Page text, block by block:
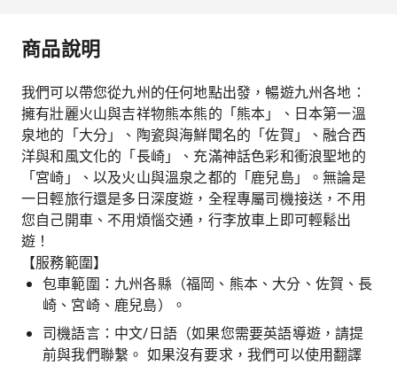
商品說明
我們可以帶您從九州的任何地點出發，暢遊九州各地：
擁有壯麗火山與吉祥物熊本熊的「熊本」、日本第一溫
泉地的「大分」、陶瓷與海鮮聞名的「佐賀」、融合西
洋與和風文化的「長崎」、充滿神話色彩和衝浪聖地的
「宮崎」、以及火山與溫泉之都的「鹿兒島」。無論是
一日輕旅行還是多日深度遊，全程專屬司機接送，不用
您自己開車、不用煩惱交通，行李放車上即可輕鬆出
遊！
【服務範圍】
包車範圍：九州各縣（福岡、熊本、大分、佐賀、長
崎、宮崎、鹿兒島）。
司機語言：中文/日語（如果您需要英語導遊，請提
前與我們聯繫。 如果沒有要求，我們可以使用翻譯